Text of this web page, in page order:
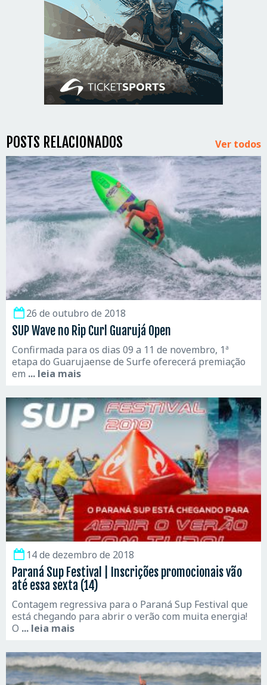
POSTS RELACIONADOS Ver todos
26 de outubro de 2018
SUP Wave no Rip Curl Guarujá Open
Confirmada para os dias 09 a 11 de novembro, 1ª
etapa do Guarujaense de Surfe oferecerá premiação
em ... leia mais
14 de dezembro de 2018
Paraná Sup Festival | Inscrições promocionais vão
até essa sexta (14)
Contagem regressiva para o Paraná Sup Festival que
está chegando para abrir o verão com muita energia!
O ... leia mais